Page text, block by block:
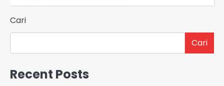
Cari
Cari
Recent Posts